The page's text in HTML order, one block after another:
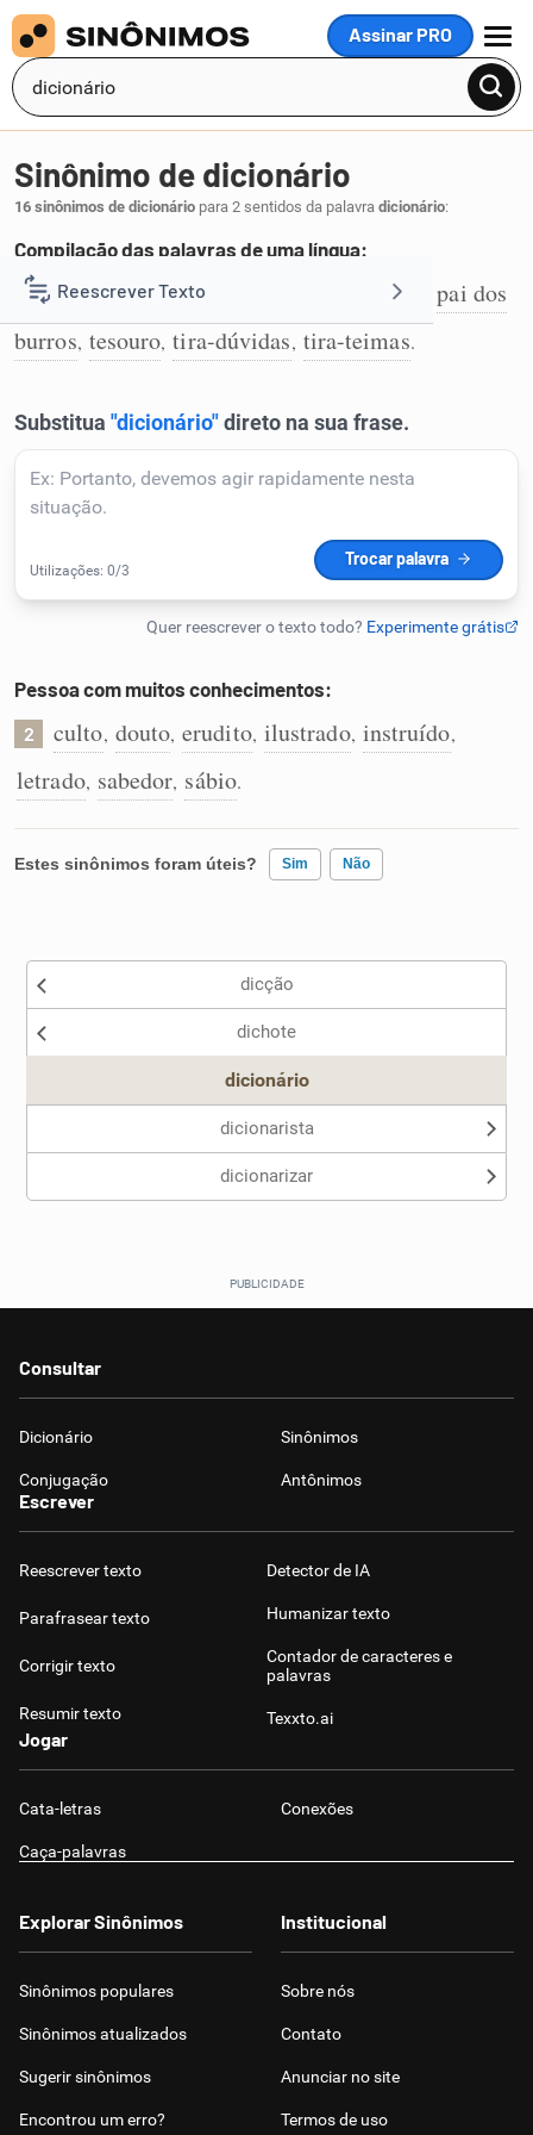
Assinar PRO
MENU
Reescrever Texto
Resumir Texto
Corrigir Texto
Detector de IA
Humanizador de IA
Cata-letras
Conexões
Caça-palavras
Dicionário
Sinônimo de dicionário
16 sinônimos de dicionário para 2 sentidos da palavra dicionário:
Compilação das palavras de uma língua:
1 glossário,léxico léxicon
pai dos
burros, tesouro, tira-dúvidas, tira-teimas.
Pessoa com muitos conhecimentos:
2 culto, douto, erudito, ilustrado, instruído,
letrado, sabedor, sábio.
Estes sinônimos foram úteis? Sim Não
Nenhum dos sinônimos apresentados me ajudou
dicção
dichote
dicionário
dicionarista
dicionarizar
Consultar
Dicionário Sinônimos
Conjugação Antônimos
Escrever
Reescrever texto
Parafrasear texto
Corrigir texto
Resumir texto
Detector de IA
Humanizar texto
Contador de caracteres e
palavras
Texxto.ai
Jogar
Cata-letras Conexões
Caça-palavras
Explorar Sinônimos
Sinônimos populares
Sinônimos atualizados
Sugerir sinônimos
Encontrou um erro?
Institucional
Sobre nós
Contato
Anunciar no site
Termos de uso